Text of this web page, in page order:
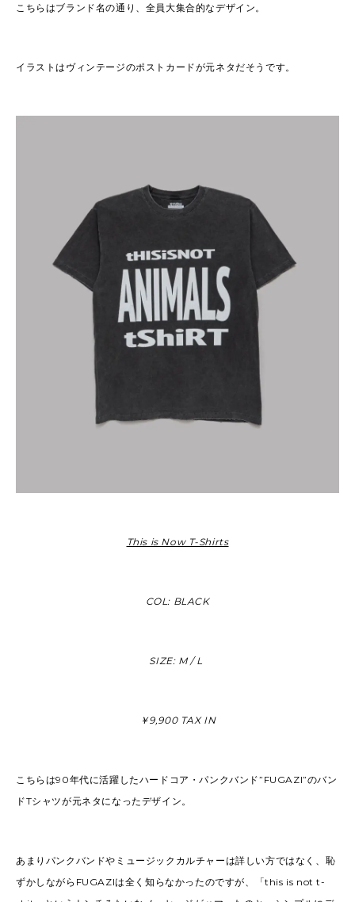
こちらはブランド名の通り、全員大集合的なデザイン。
イラストはヴィンテージのポストカードが元ネタだそうです。
This is Now T-Shirts
COL: BLACK
SIZE: M / L
￥9,900 TAX IN
こちらは90年代に活躍したハードコア・パンクバンド”FUGAZI”のバン
ドTシャツが元ネタになったデザイン。
あまりパンクバンドやミュージックカルチャーは詳しい方ではなく、恥
ずかしながらFUGAZIは全く知らなかったのですが、「this is not t-